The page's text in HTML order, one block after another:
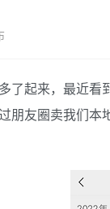
了起来，最近
朋友圈卖我们